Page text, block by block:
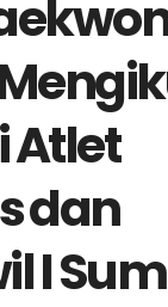
Atlet
dan
I